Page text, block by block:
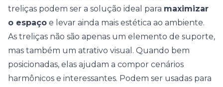
treliças podem ser a solução ideal para maximizar
o espaço e levar ainda mais estética ao ambiente.
As treliças não são apenas um elemento de suporte,
mas também um atrativo visual. Quando bem
posicionadas, elas ajudam a compor cenários
harmônicos e interessantes. Podem ser usadas para